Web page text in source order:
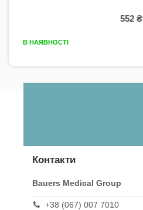
552 ₴
В НАЯВНОСТІ
Контакти
Bauers Medical Group
+38 (067) 007 7010